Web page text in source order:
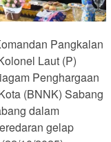
Pangkalan
Laut (P)
Penghargaan
(BNNK) Sabang
dalam
gelap